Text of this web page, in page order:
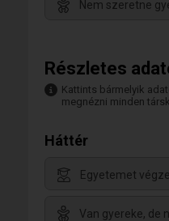
Nem szeretne
Részletes
Kattints bármelyik
megnézni minden
Háttér
Egyetemet
Van gyereke, de